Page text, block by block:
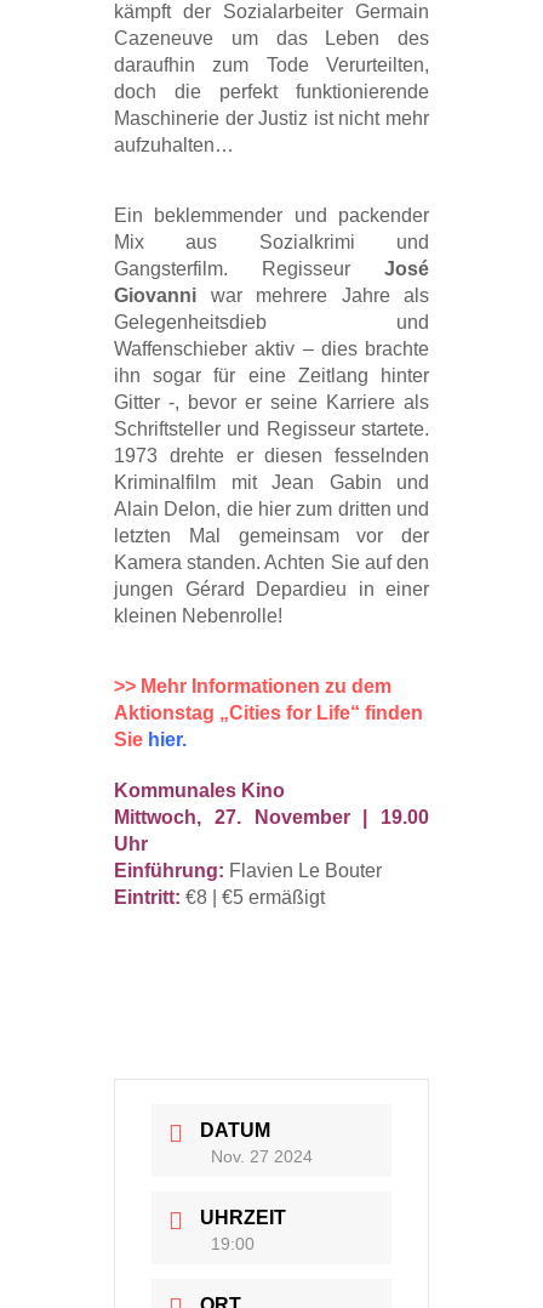
kämpft der Sozialarbeiter Germain
Cazeneuve um das Leben des
daraufhin zum Tode Verurteilten,
doch die perfekt funktionierende
Maschinerie der Justiz ist nicht mehr
aufzuhalten…
Ein beklemmender und packender
Mix aus Sozialkrimi und
Gangsterfilm. Regisseur José
Giovanni war mehrere Jahre als
Gelegenheitsdieb und
Waffenschieber aktiv – dies brachte
ihn sogar für eine Zeitlang hinter
Gitter -, bevor er seine Karriere als
Schriftsteller und Regisseur startete.
1973 drehte er diesen fesselnden
Kriminalfilm mit Jean Gabin und
Alain Delon, die hier zum dritten und
letzten Mal gemeinsam vor der
Kamera standen. Achten Sie auf den
jungen Gérard Depardieu in einer
kleinen Nebenrolle!
>> Mehr Informationen zu dem
Aktionstag „Cities for Life“ finden
Sie hier.
Kommunales Kino
Mittwoch, 27. November | 19.00
Uhr
Einführung: Flavien Le Bouter
Eintritt: €8 | €5 ermäßigt
DATUM
Nov. 27 2024
UHRZEIT
19:00